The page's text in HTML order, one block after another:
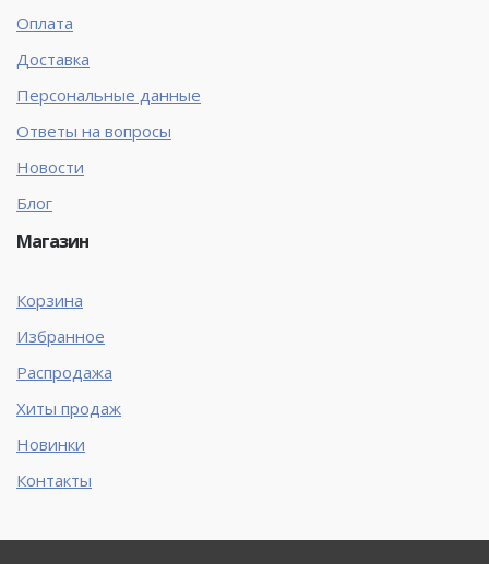
Оплата
Доставка
Персональные данные
Ответы на вопросы
Новости
Блог
Магазин
Корзина
Избранное
Распродажа
Хиты продаж
Новинки
Контакты